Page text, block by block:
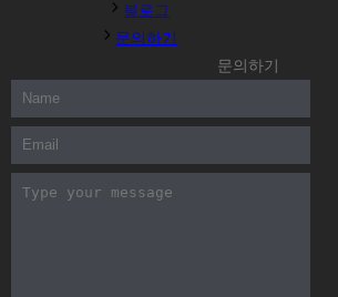
블로그
문의하기
문의하기